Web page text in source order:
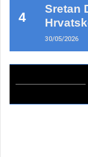
Sretan
30/05/2026